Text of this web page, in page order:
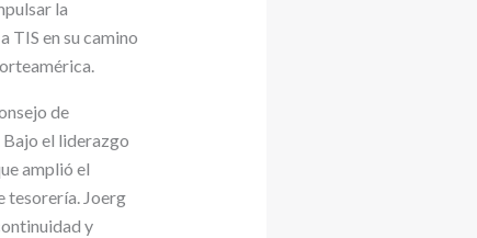
la
TIS en su camino
de
el liderazgo
amplió el
tesorería. Joerg
y